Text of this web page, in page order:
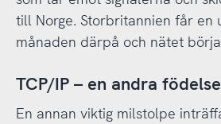
till Norge. Storbritannien får en
månaden därpå och nätet
TCP/IP – en andra
En annan viktig milstolpe